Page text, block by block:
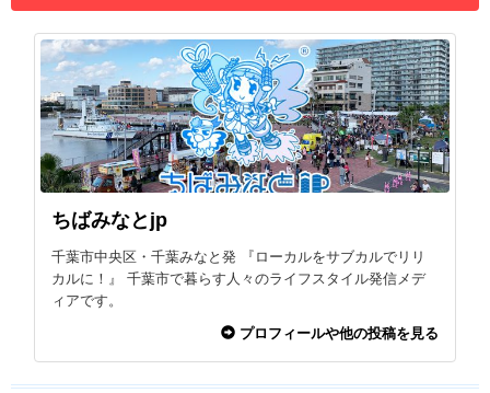
ちばみなとjp
千葉市中央区・千葉みなと発 『ローカルをサブカルでリリ
カルに！』 千葉市で暮らす人々のライフスタイル発信メデ
ィアです。
プロフィールや他の投稿を見る